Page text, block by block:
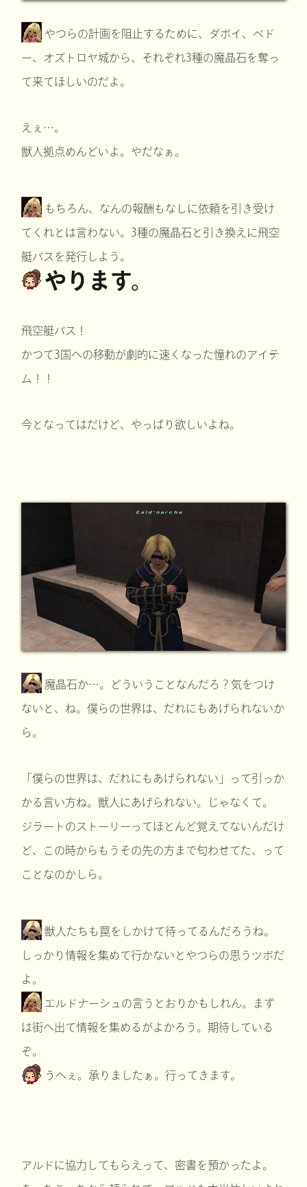
やつらの計画を阻止するために、ダボイ、ベド
ー、オズトロヤ城から、それぞれ3種の魔晶石を奪っ
て来てほしいのだよ。
えぇ…。
獣人拠点めんどいよ。やだなぁ。
もちろん、なんの報酬もなしに依頼を引き受け
てくれとは言わない。3種の魔晶石と引き換えに飛空
艇パスを発行しよう。
やります。
飛空艇パス！
かつて3国への移動が劇的に速くなった憧れのアイテ
ム！！
今となってはだけど、やっぱり欲しいよね。
魔晶石か…。どういうことなんだろ？気をつけ
ないと、ね。僕らの世界は、だれにもあげられないか
ら。
「僕らの世界は、だれにもあげられない」って引っか
かる言い方ね。獣人にあげられない。じゃなくて。
ジラートのストーリーってほとんど覚えてないんだけ
ど、この時からもうその先の方まで匂わせてた、って
ことなのかしら。
獣人たちも罠をしかけて待ってるんだろうね。
しっかり情報を集めて行かないとやつらの思うツボだ
よ。
エルドナーシュの言うとおりかもしれん。まず
は街へ出て情報を集めるがよかろう。期待している
ぞ。
うへぇ。承りましたぁ。行ってきます。
アルドに協力してもらえって、密書を預かったよ。